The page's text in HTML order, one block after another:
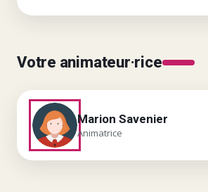
Votre animateur·rice
Marion Savenier
Animatrice